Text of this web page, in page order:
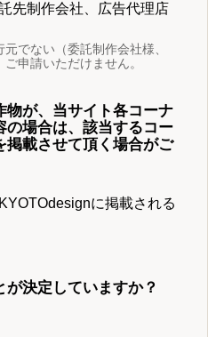
先制作会社、広告代理店
でない（委託制作会社様、
申請いただけません。
物が、当サイト各コーナ
の場合は、該当するコー
掲載させて頂く場合がご
に掲載される
決定していますか？